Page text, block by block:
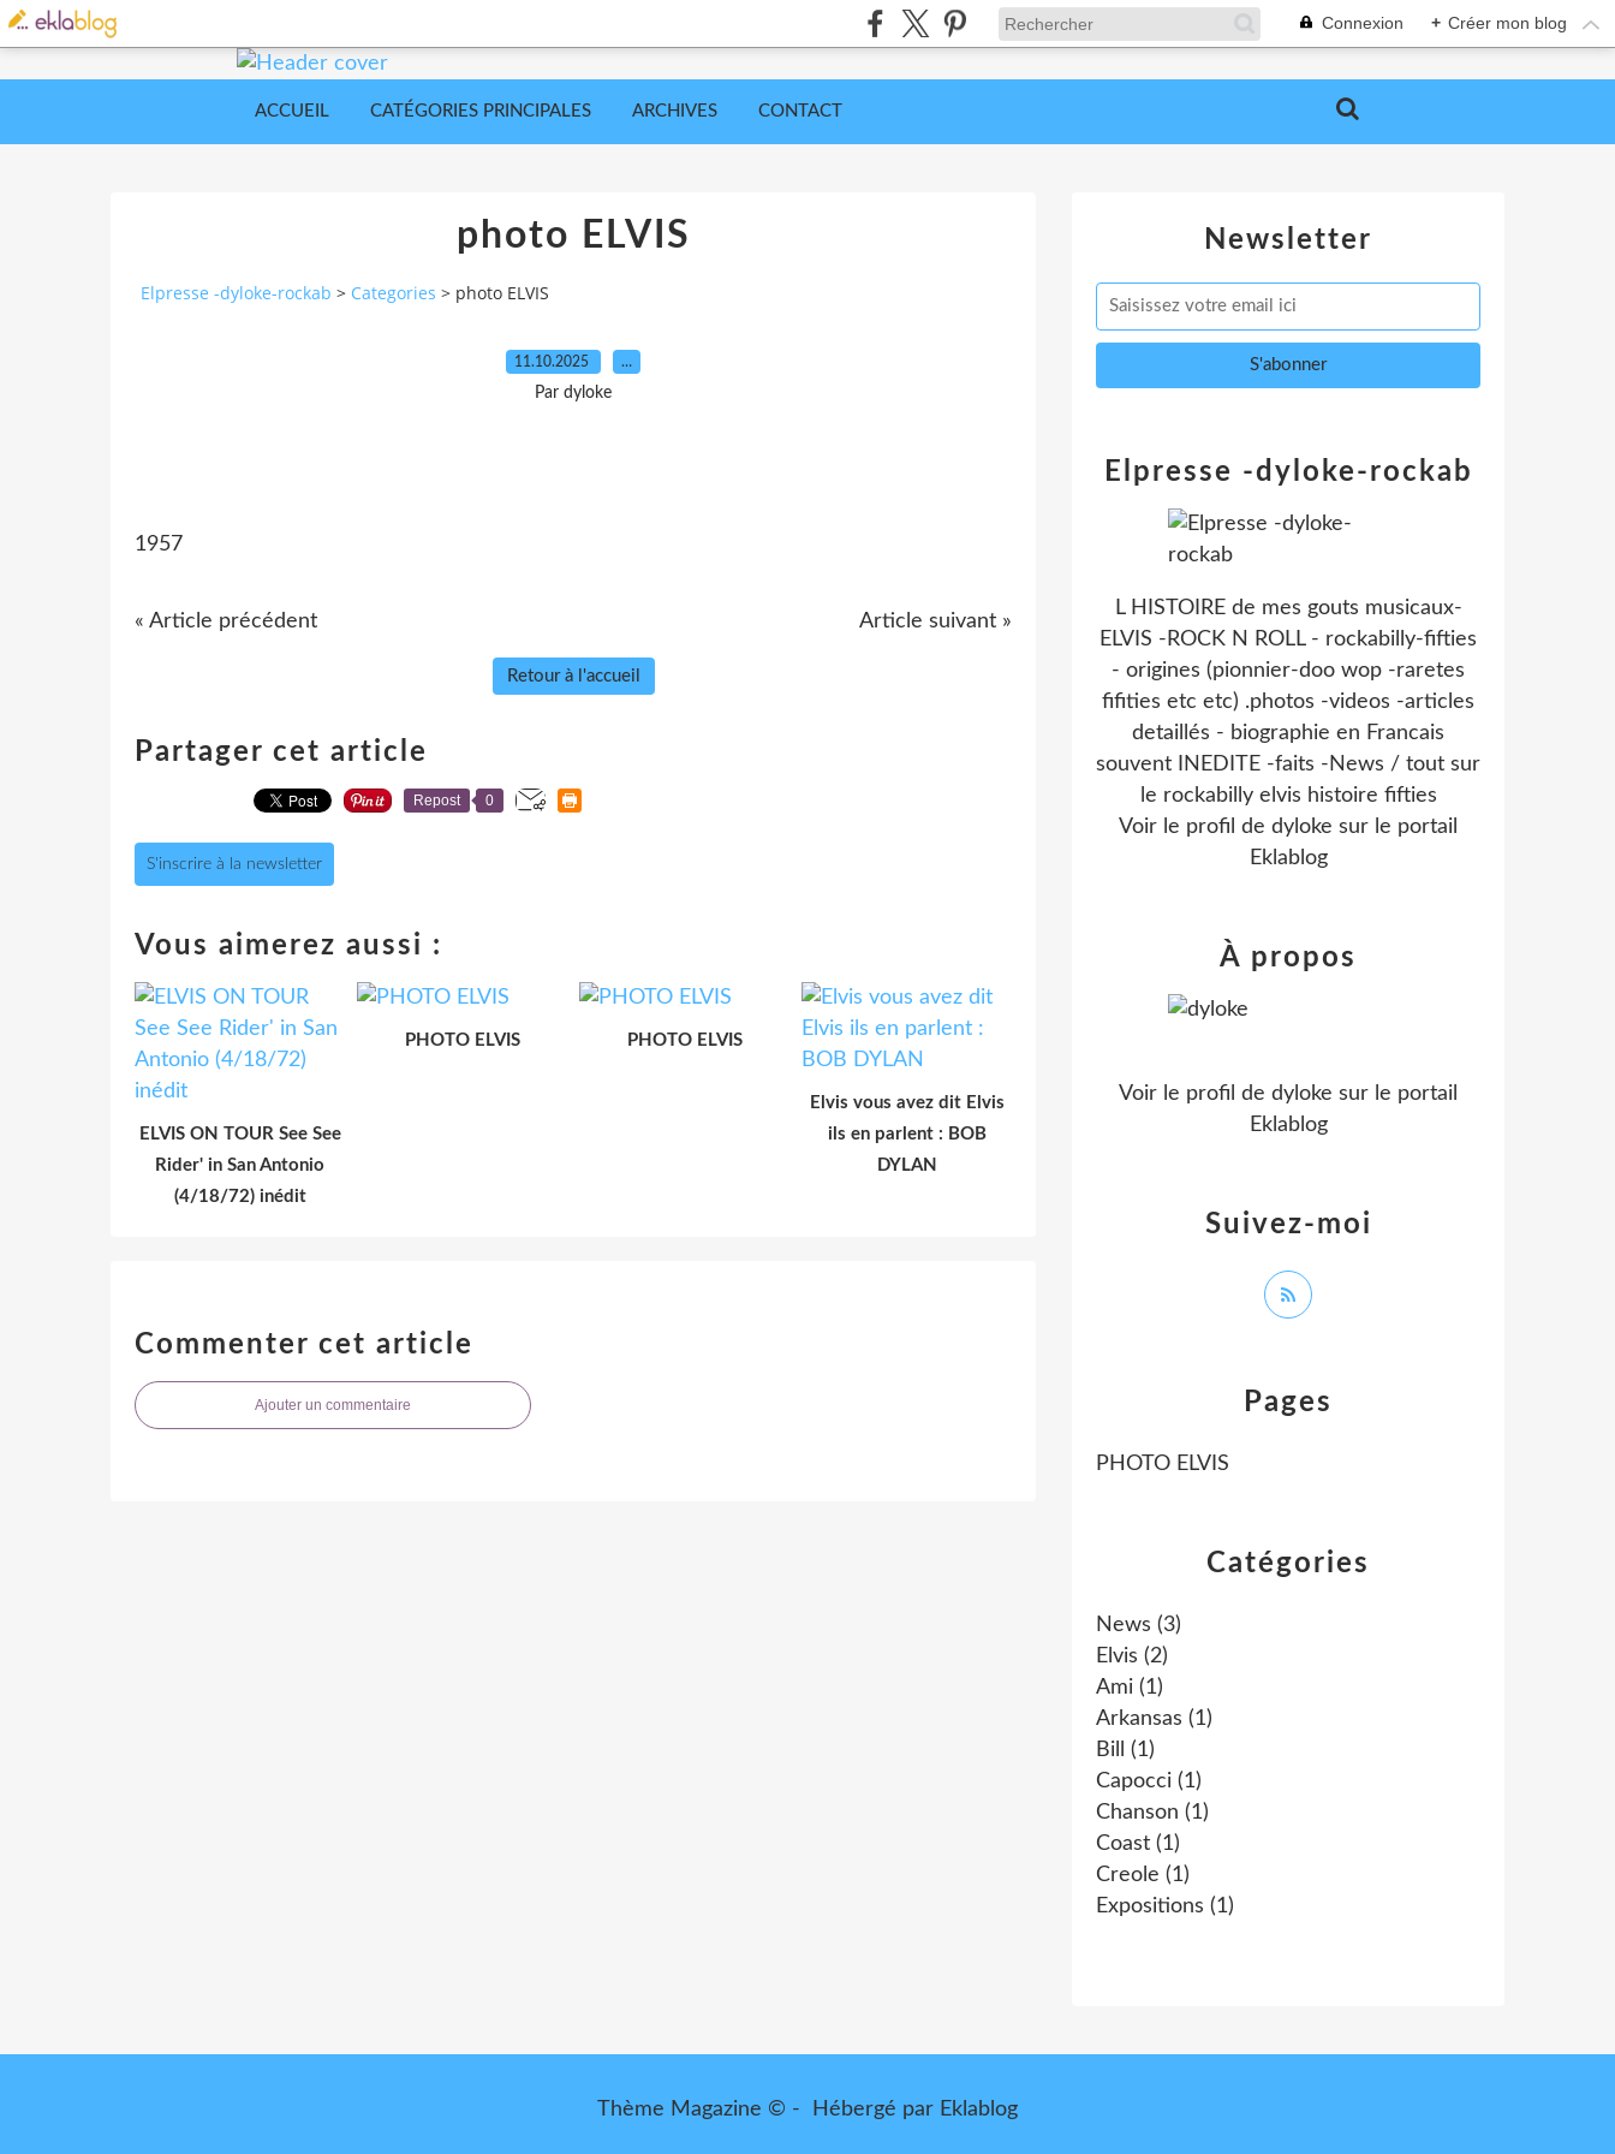
Connexion + Créer mon blog
ACCUEIL CATÉGORIES PRINCIPALES ARCHIVES CONTACT
photo ELVIS
Elpresse -dyloke-rockab > Categories > photo ELVIS
11.10.2025 …
Par dyloke
1957
« Article précédent Article suivant »
Retour à l'accueil
Partager cet article
Repost 0
S'inscrire à la newsletter
Vous aimerez aussi :
ELVIS ON TOUR See See
Rider' in San Antonio
(4/18/72) inédit
PHOTO ELVIS PHOTO ELVIS
Elvis vous avez dit Elvis
ils en parlent : BOB
DYLAN
Commenter cet article
Ajouter un commentaire
Newsletter
Catégories
News (3)
Elvis (2)
Ami (1)
Arkansas (1)
Bill
(1)
Capocci (1)
Chanson (1)
Coast (1)
Creole (1)
Expositions (1)
Pages
PHOTO ELVIS
Elpresse -dyloke-rockab
L HISTOIRE de mes gouts musicaux-
ELVIS -ROCK N ROLL - rockabilly-fifties
- origines (pionnier-doo wop -raretes
fifities etc etc) .photos -videos -articles
detaillés - biographie en Francais
souvent INEDITE -faits -News / tout sur
le rockabilly elvis histoire fifties
Voir le profil de dyloke sur le portail
Eklablog
Suivez-moi
À propos
Voir le profil de dyloke sur le portail
Eklablog
Thème Magazine © - Hébergé par Eklablog